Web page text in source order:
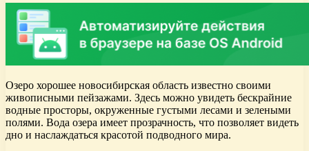
Озеро хорошее новосибирская область известно своими
живописными пейзажами. Здесь можно увидеть бескрайние
водные просторы, окруженные густыми лесами и зелеными
полями. Вода озера имеет прозрачность, что позволяет видеть
дно и наслаждаться красотой подводного мира.